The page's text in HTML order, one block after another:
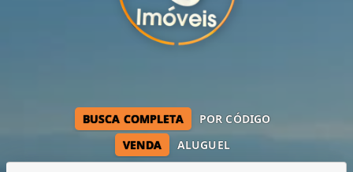
VENDA ALUGUEL
BUSCA COMPLETA POR CÓDIGO